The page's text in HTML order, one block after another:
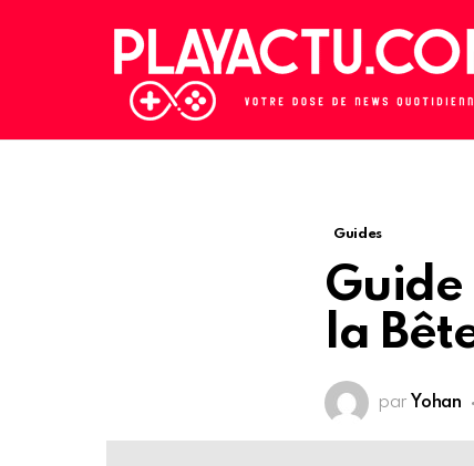
Guides
la
par Yohan